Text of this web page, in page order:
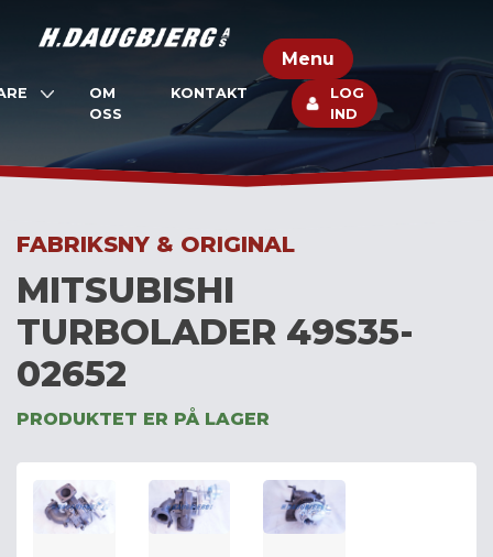
Menu
OM
OSS
KONTAKT
LOG
IND
FABRIKSNY & ORIGINAL
MITSUBISHI
TURBOLADER 49S35-
02652
PRODUKTET ER PÅ LAGER